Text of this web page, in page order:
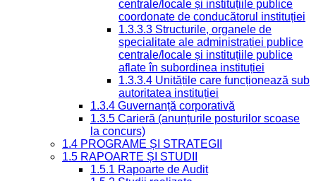
centrale/locale și instituțiile publice
coordonate de conducătorul instituției
1.3.3.3 Structurile, organele de
specialitate ale administrației publice
centrale/locale și instituțiile publice
aflate în subordinea instituției
1.3.3.4 Unitățile care funcționează sub
autoritatea instituției
1.3.4 Guvernanță corporativă
1.3.5 Carieră (anunțurile posturilor scoase
la concurs)
1.4 PROGRAME ȘI STRATEGII
1.5 RAPOARTE ȘI STUDII
1.5.1 Rapoarte de Audit